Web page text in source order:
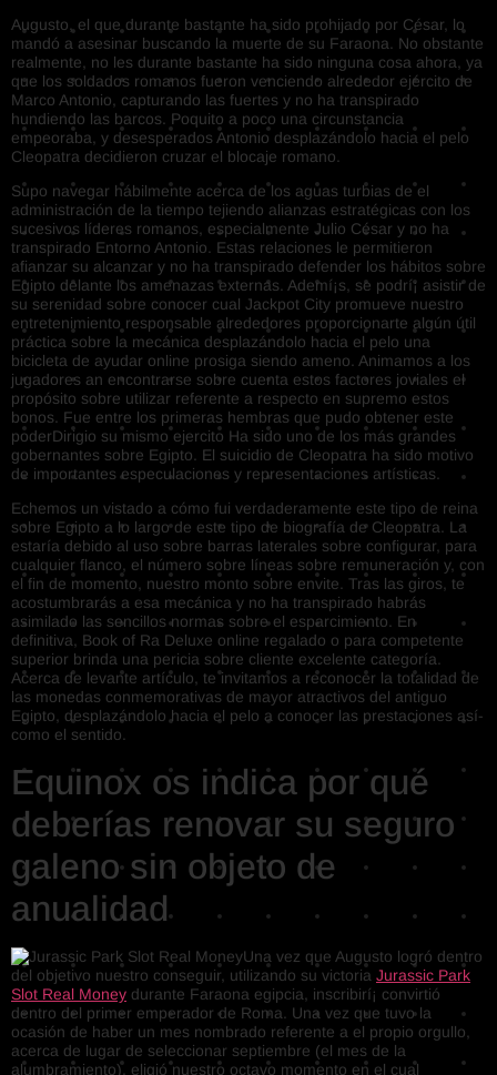
Augusto, el que durante bastante ha sido prohijado por César, lo
mandó a asesinar buscando la muerte de su Faraona. No obstante
realmente, no les durante bastante ha sido ninguna cosa ahora, ya
que los soldados romanos fueron venciendo alrededor ejército de
Marco Antonio, capturando las fuertes y no ha transpirado
hundiendo las barcos. Poquito a poco una circunstancia
empeoraba, y desesperados Antonio desplazándolo hacia el pelo
Cleopatra decidieron cruzar el blocaje romano.
Supo navegar hábilmente acerca de los aguas turbias de el
administración de la tiempo tejiendo alianzas estratégicas con los
sucesivos líderes romanos, especialmente Julio César y no ha
transpirado Entorno Antonio. Estas relaciones le permitieron
afianzar su alcanzar y no ha transpirado defender los hábitos sobre
Egipto delante los amenazas externas. Ademí¡s, se podrí¡ asistir de
su serenidad sobre conocer cual Jackpot City promueve nuestro
entretenimiento responsable alrededores proporcionarte algún útil
práctica sobre la mecánica desplazándolo hacia el pelo una
bicicleta de ayudar online prosiga siendo ameno. Animamos a los
jugadores an encontrarse sobre cuenta estos factores joviales el
propósito sobre utilizar referente a respecto en supremo estos
bonos. Fue entre los primeras hembras que pudo obtener este
poderDirigio su mismo ejercito Ha sido uno de los más grandes
gobernantes sobre Egipto. El suicidio de Cleopatra ha sido motivo
de importantes especulaciones y representaciones artísticas.
Echemos un vistado a cómo fui verdaderamente este tipo de reina
sobre Egipto a lo largo de este tipo de biografía de Cleopatra. La
estaría debido al uso sobre barras laterales sobre configurar, para
cualquier flanco, el número sobre líneas sobre remuneración y, con
el fin de momento, nuestro monto sobre envite. Tras las giros, te
acostumbrarás a esa mecánica y no ha transpirado habrás
asimilado las sencillos normas sobre el esparcimiento. En
definitiva, Book of Ra Deluxe online regalado o para competente
superior brinda una pericia sobre cliente excelente categoría.
Acerca de levante artículo, te invitamos a reconocer la totalidad de
las monedas conmemorativas de mayor atractivos del antiguo
Egipto, desplazándolo hacia el pelo a conocer las prestaciones así­
como el sentido.
Equinox os indica por qué
deberías renovar su seguro
galeno sin objeto de
anualidad
Una vez que Augusto logró dentro
del objetivo nuestro conseguir, utilizando su victoria Jurassic Park
Slot Real Money durante Faraona egipcia, inscribirí¡ convirtió
dentro del primer emperador de Roma. Una vez que tuvo la
ocasión de haber un mes nombrado referente a el propio orgullo,
acerca de lugar de seleccionar septiembre (el mes de la
alumbramiento), eligió nuestro octavo momento en el cual